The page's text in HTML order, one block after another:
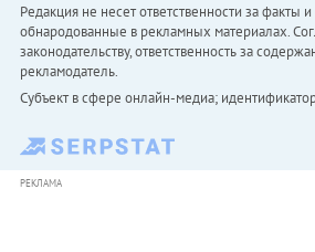
Редакция не несет ответственности за факты
обнародованные в рекламных материалах.
законодательству, ответственность за
рекламодатель.
Субъект в сфере онлайн-медиа;
РЕКЛАМА